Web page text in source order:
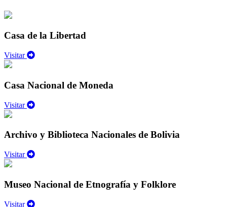
Casa de la Libertad
Visitar
Casa Nacional de Moneda
Visitar
Archivo y Biblioteca Nacionales de Bolivia
Visitar
Museo Nacional de Etnografía y Folklore
Visitar